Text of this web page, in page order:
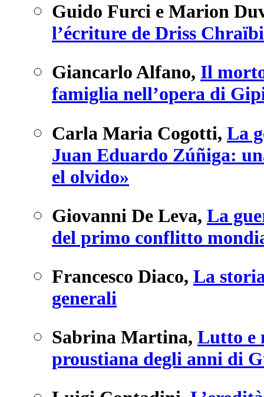
Guido Furci e Marion
l’écriture de Driss
Giancarlo Alfano, Il
famiglia nell’opera di
Carla Maria Cogotti, La
Juan Eduardo Zúñiga:
el olvido»
Giovanni De Leva, La
del primo conflitto
Francesco Diaco, La
generali
Sabrina Martina, Lutto e
proustiana degli anni di